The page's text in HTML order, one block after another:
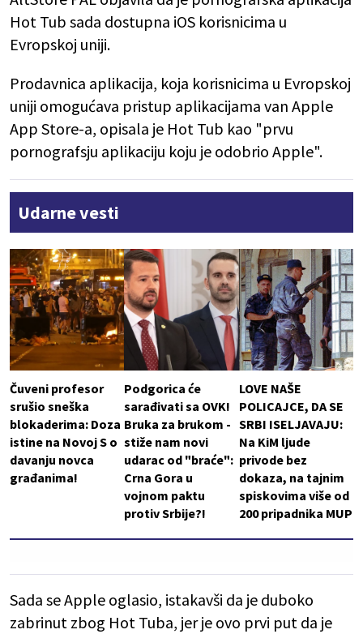
Hot Tub sada dostupna iOS korisnicima u
Evropskoj uniji.
Prodavnica aplikacija, koja korisnicima u Evropskoj
uniji omogućava pristup aplikacijama van Apple
App Store-a, opisala je Hot Tub kao "prvu
pornografsju aplikaciju koju je odobrio Apple".
Udarne vesti
Čuveni profesor
srušio sneška
blokaderima: Doza
istine na Novoj S o
davanju novca
građanima!
Podgorica će
sarađivati sa OVK!
Bruka za brukom -
stiže nam novi
udarac od "braće":
Crna Gora u
vojnom paktu
protiv Srbije?!
LOVE NAŠE
POLICAJCE, DA SE
SRBI ISELJAVAJU:
Na KiM ljude
privode bez
dokaza, na tajnim
spiskovima više od
200 pripadnika MUP
Sada se Apple oglasio, istakavši da je duboko
zabrinut zbog Hot Tuba, jer je ovo prvi put da je